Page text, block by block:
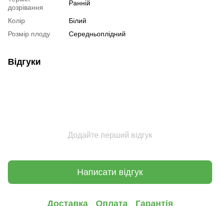
дозрівання
Ранній
Колір
Білий
Розмір плоду
Середньоплідний
Відгуки
Додайте перший відгук
Написати відгук
Доставка Оплата Гарантія